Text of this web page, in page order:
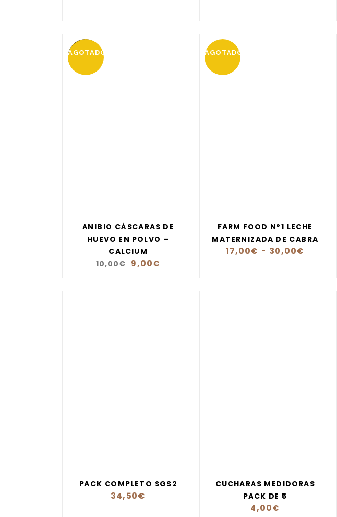
OFERTA
AGOTADO
ANIBIO CÁSCARAS DE
HUEVO EN POLVO –
CALCIUM
10,00€ 9,00€
AGOTADO
FARM FOOD N°1 LECHE
MATERNIZADA DE CABRA
17,00€ - 30,00€
PACK COMPLETO SGS2
34,50€
CUCHARAS MEDIDORAS
PACK DE 5
4,00€